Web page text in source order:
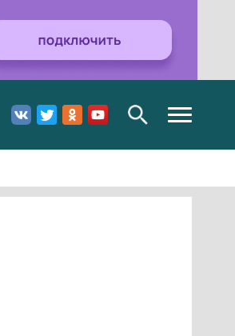
Toggle
navigation